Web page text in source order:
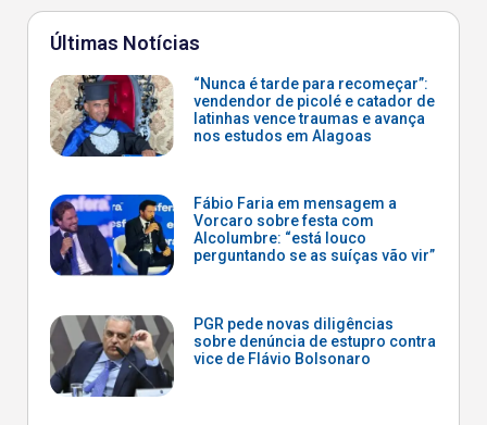
Últimas Notícias
“Nunca é tarde para recomeçar”:
vendendor de picolé e catador de
latinhas vence traumas e avança
nos estudos em Alagoas
Fábio Faria em mensagem a
Vorcaro sobre festa com
Alcolumbre: “está louco
perguntando se as suíças vão vir”
PGR pede novas diligências
sobre denúncia de estupro contra
vice de Flávio Bolsonaro